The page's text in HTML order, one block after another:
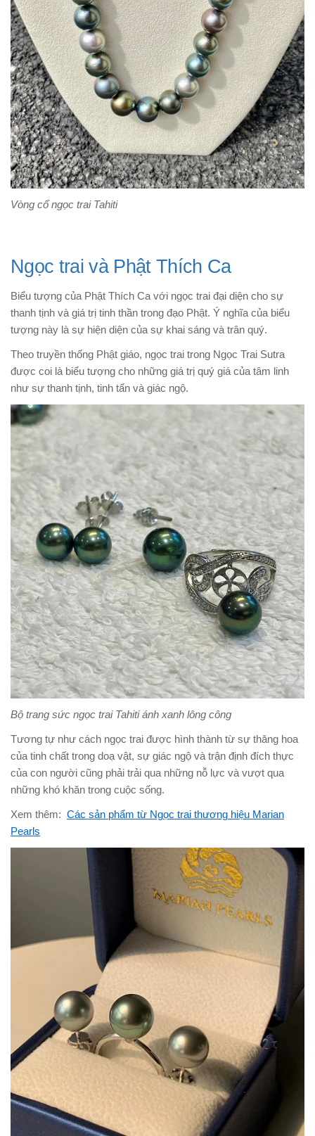
Vòng cổ ngọc trai Tahiti
Ngọc trai và Phật Thích Ca
Biểu tượng của Phật Thích Ca với ngọc trai đại diện cho sự
thanh tịnh và giá trị tinh thần trong đạo Phật. Ý nghĩa của biểu
tượng này là sự hiện diện của sự khai sáng và trân quý.
Theo truyền thống Phật giáo, ngọc trai trong Ngọc Trai Sutra
được coi là biểu tượng cho những giá trị quý giá của tâm linh
như sự thanh tịnh, tinh tấn và giác ngộ.
Bộ trang sức ngọc trai Tahiti ánh xanh lông công
Tương tự như cách ngọc trai được hình thành từ sự thăng hoa
của tinh chất trong doạ vật, sự giác ngộ và trận định đích thực
của con người cũng phải trải qua những nỗ lực và vượt qua
những khó khăn trong cuộc sống.
Xem thêm: Các sản phẩm từ Ngọc trai thương hiệu Marian
Pearls